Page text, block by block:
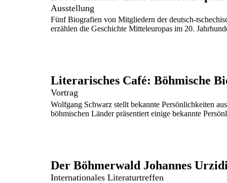
Ausstellung
Fünf Biografien von Mitgliedern der deutsch-
erzählen die Geschichte Mitteleuropas im 20.
Literarisches Café: Böhmische
Vortrag
Wolfgang Schwarz stellt bekannte Persönlichkeiten
böhmischen Länder präsentiert einige bekannte
Der Böhmerwald Johannes
Internationales Literaturtreffen